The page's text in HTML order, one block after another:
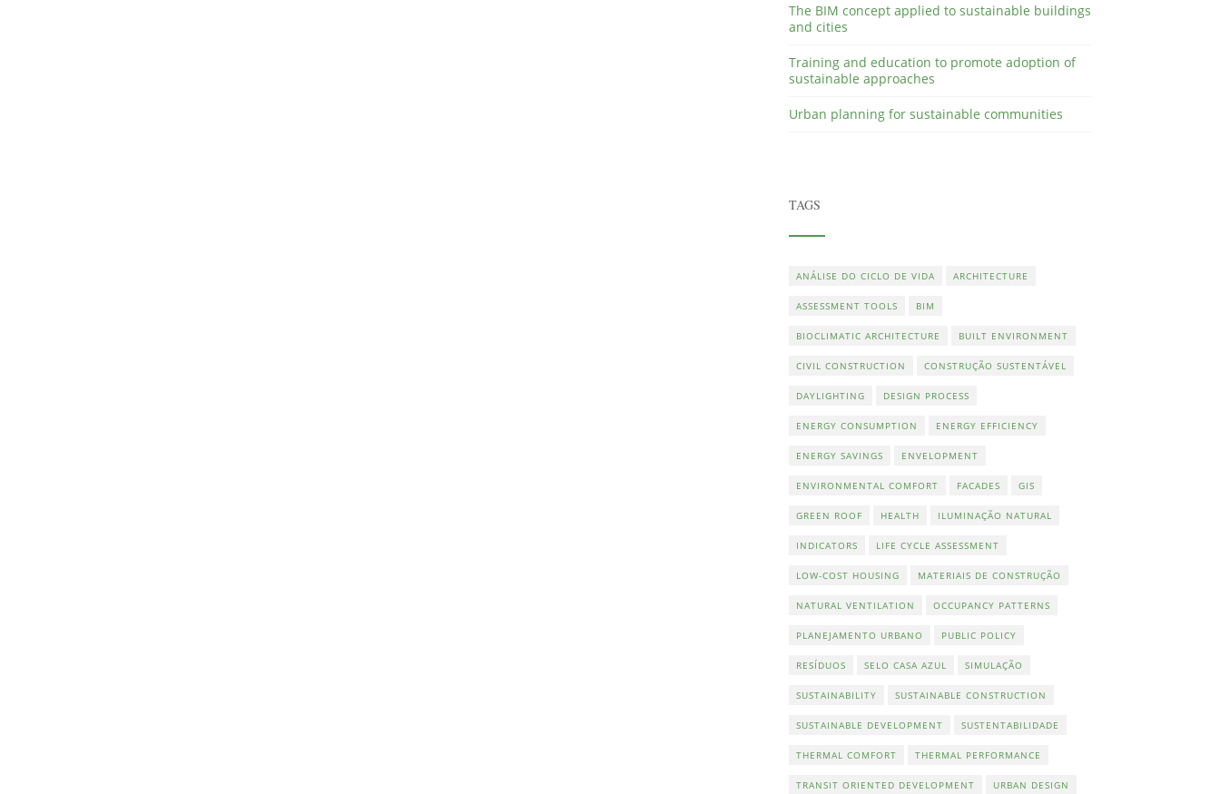
The BIM concept applied to sustainable buildings
and cities
Training and education to promote adoption of
sustainable approaches
Urban planning for sustainable communities
TAGS
ANÁLISE DO CICLO DE VIDA ARCHITECTURE
ASSESSMENT TOOLS BIM
BIOCLIMATIC ARCHITECTURE BUILT ENVIRONMENT
CIVIL CONSTRUCTION CONSTRUÇÃO SUSTENTÁVEL
DAYLIGHTING DESIGN PROCESS
ENERGY CONSUMPTION ENERGY EFFICIENCY
ENERGY SAVINGS ENVELOPMENT
ENVIRONMENTAL COMFORT FACADES GIS
GREEN ROOF HEALTH ILUMINAÇÃO NATURAL
INDICATORS LIFE CYCLE ASSESSMENT
LOW-COST HOUSING MATERIAIS DE CONSTRUÇÃO
NATURAL VENTILATION OCCUPANCY PATTERNS
PLANEJAMENTO URBANO PUBLIC POLICY
RESÍDUOS SELO CASA AZUL SIMULAÇÃO
SUSTAINABILITY SUSTAINABLE CONSTRUCTION
SUSTAINABLE DEVELOPMENT SUSTENTABILIDADE
THERMAL COMFORT THERMAL PERFORMANCE
TRANSIT ORIENTED DEVELOPMENT URBAN DESIGN